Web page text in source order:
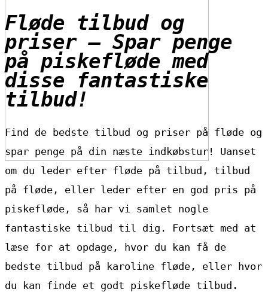
Fløde tilbud og
priser – Spar penge
på piskefløde med
disse fantastiske
tilbud!
Find de bedste tilbud og priser på fløde og
spar penge på din næste indkøbstur! Uanset
om du leder efter fløde på tilbud, tilbud
på fløde, eller leder efter en god pris på
piskefløde, så har vi samlet nogle
fantastiske tilbud til dig. Fortsæt med at
læse for at opdage, hvor du kan få de
bedste tilbud på karoline fløde, eller hvor
du kan finde et godt piskefløde tilbud.